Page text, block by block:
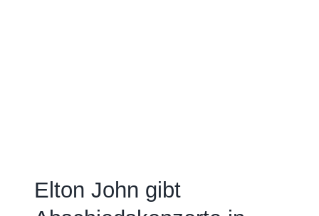
Elton John gibt